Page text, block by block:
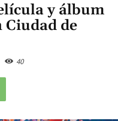
y álbum
Ciudad de
40